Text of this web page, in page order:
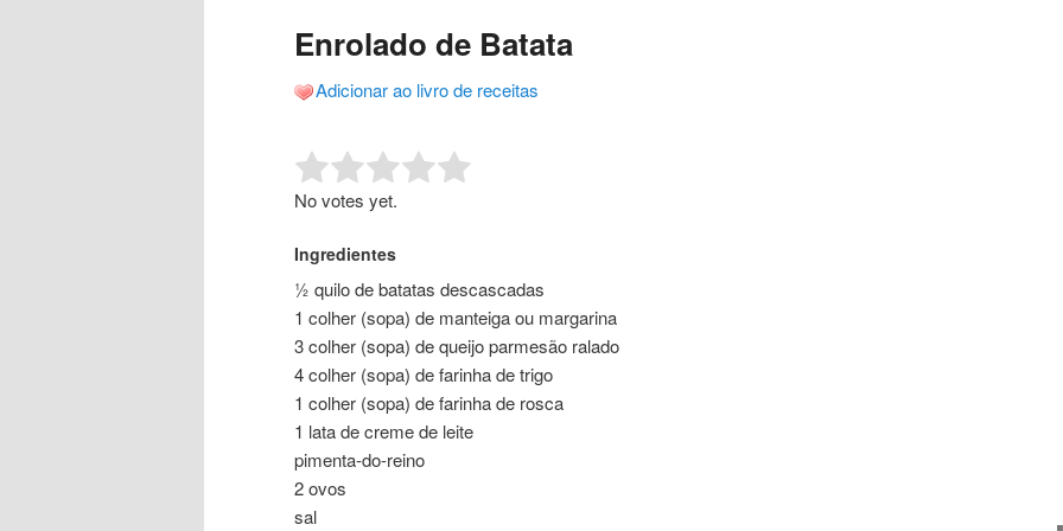
conteúdo
conteúdo
Enrolado de Batata
Adicionar ao livro de receitas
Rate this item:
No votes yet.
Ingredientes
½ quilo de batatas descascadas
1 colher (sopa) de manteiga ou margarina
3 colher (sopa) de queijo parmesão ralado
4 colher (sopa) de farinha de trigo
1 colher (sopa) de farinha de rosca
1 lata de creme de leite
pimenta-do-reino
2 ovos
sal